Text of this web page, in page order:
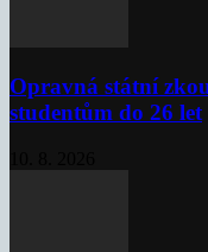
Opravná státní
studentům do 26 let